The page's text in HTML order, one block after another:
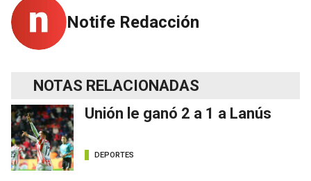
Notife Redacción
NOTAS RELACIONADAS
Unión le ganó 2 a 1 a Lanús
DEPORTES